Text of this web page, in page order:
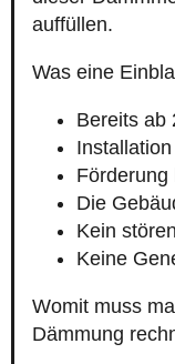
auffüllen.
Was eine
Bereits ab
Förderung
Die
Kein
Keine
Womit muss
Dämmung